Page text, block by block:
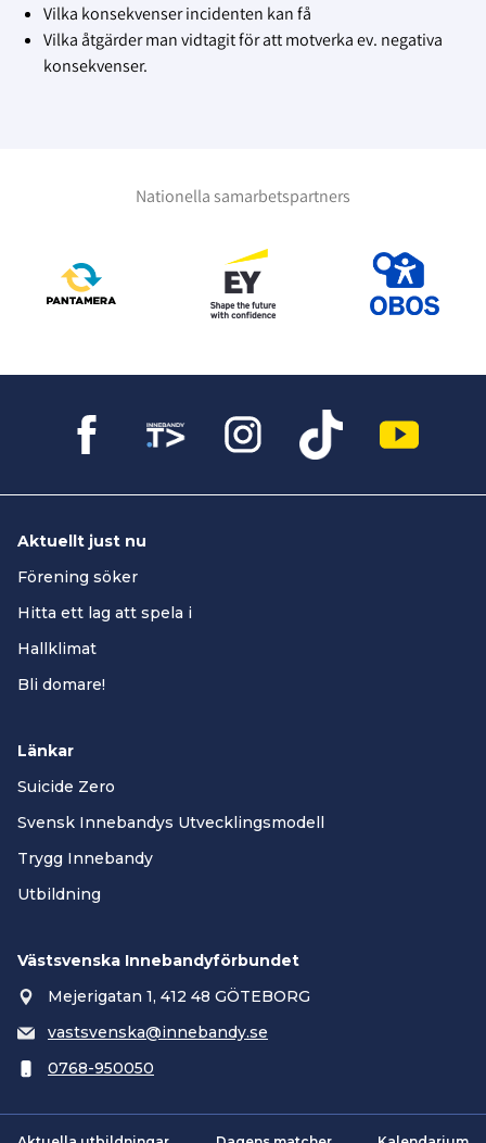
Vilka konsekvenser incidenten kan få
Vilka åtgärder man vidtagit för att motverka ev. negativa
konsekvenser.
Nationella samarbetspartners
Aktuellt just nu
Förening söker
Hitta ett lag att spela i
Hallklimat
Bli domare!
Länkar
Suicide Zero
Svensk Innebandys Utvecklingsmodell
Trygg Innebandy
Utbildning
Västsvenska Innebandyförbundet
Mejerigatan 1, 412 48 GÖTEBORG
vastsvenska@innebandy.se
0768-950050